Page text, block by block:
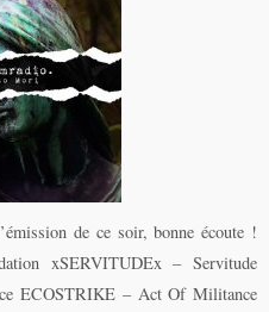
de ce soir, bonne écoute !
xSERVITUDEx – Servitude
ECOSTRIKE – Act Of Militance